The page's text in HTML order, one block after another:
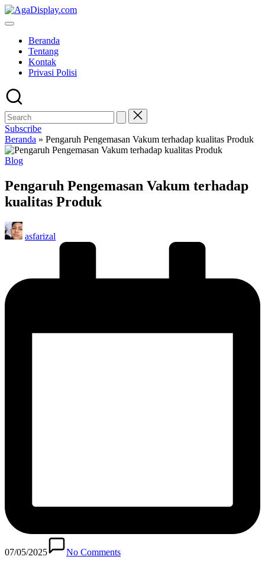
Skip
to
Beranda
Tentang
Kontak
Privasi Polisi
Subscribe
Beranda » Pengaruh Pengemasan Vakum terhadap kualitas Produk
Posted
Blog
Pengaruh Pengemasan Vakum terhadap
kualitas Produk
Posted
by
asfarizal
07/05/2025
No Comments